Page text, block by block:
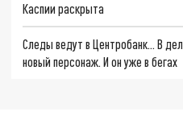
Каспии раскрыта
Следы ведут в Центробанк… В
новый персонаж. И он уже в бегах